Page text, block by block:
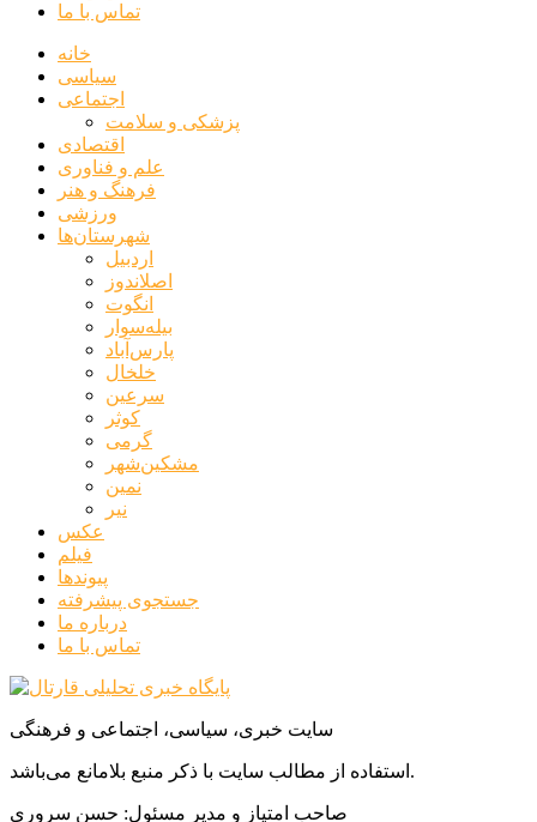
تماس با ما
خانه
سیاسی
اجتماعی
پزشکی و سلامت
اقتصادی
علم و فناوری
فرهنگ و هنر
ورزشی
شهرستان‌ها
اردبیل
اصلاندوز
انگوت
بیله‌سوار
پارس‌آباد
خلخال
سرعین
کوثر
گرمی
مشکین‌شهر
نمین
نیر
عکس
فیلم
پیوندها
جستجوی پیشرفته
درباره ما
تماس با ما
سایت خبری، سیاسی، اجتماعی و فرهنگی
استفاده از مطالب سایت با ذکر منبع بلامانع می‌باشد.
صاحب امتیاز و مدیر مسئول: حسن سروری